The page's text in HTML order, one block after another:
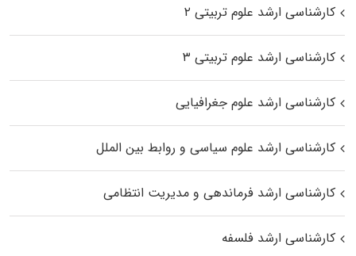
کارشناسی ارشد علوم تربیتی ۲
کارشناسی ارشد علوم تربیتی ۳
کارشناسی ارشد علوم جغرافیایی
کارشناسی ارشد علوم سیاسی و روابط بین الملل
کارشناسی ارشد فرماندهی و مدیریت انتظامی
کارشناسی ارشد فلسفه